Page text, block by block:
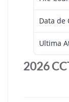
Data de
Ultima
2026